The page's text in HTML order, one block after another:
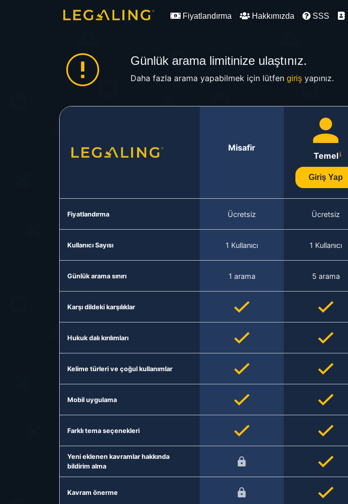
Fiyatlandırma Hakkımızda SSS
Günlük arama limitinize ulaştınız.
Daha fazla arama yapabilmek için lütfen girişyapınız.
Misafir
Temel
Giriş Yap
Fiyatlandırma Ücretsiz Ücretsiz
Kullanıcı Sayısı 1 Kullanıcı 1 Kullanıcı
Günlük arama sınırı 1 arama 5 arama
Karşı dildeki karşılıklar
Hukuk dalı kırılımları
Kelime türleri ve çoğul kullanımlar
Mobil uygulama
Farklı tema seçenekleri
Yeni eklenen kavramlar hakkında
bildirim alma
Kavram önerme